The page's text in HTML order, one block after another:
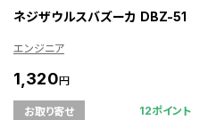
ネジザウルスバズーカ DBZ-51
エンジニア
1,320円
お取り寄せ 12ポイント